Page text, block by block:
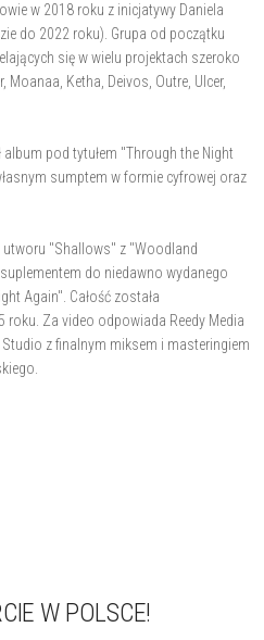
w 2018 roku z inicjatywy Daniela
do 2022 roku). Grupa od początku
się w wielu projektach szeroko
Ketha, Deivos, Outre, Ulcer,
pod tytułem "Through the Night
sumptem w formie cyfrowej oraz
utworu "Shallows" z "Woodland
do niedawno wydanego
Again". Całość została
roku. Za video odpowiada Reedy Media
z finalnym miksem i masteringiem
W POLSCE!